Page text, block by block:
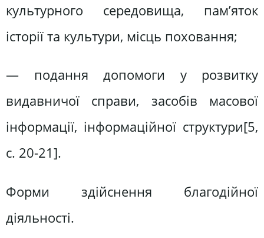
культурного середовища, пам’яток
історії та культури, місць поховання;
— подання допомоги у розвитку
видавничої справи, засобів масової
інформації, інформаційної структури[5,
c. 20-21].
Форми здійснення благодійної
діяльності.